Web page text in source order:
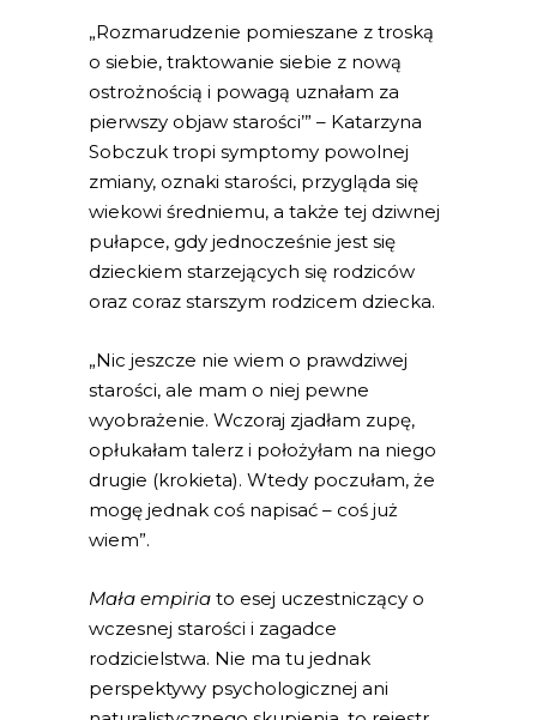
„Rozmarudzenie pomieszane z troską
o siebie, traktowanie siebie z nową
ostrożnością i powagą uznałam za
pierwszy objaw starości’” – Katarzyna
Sobczuk tropi symptomy powolnej
zmiany, oznaki starości, przygląda się
wiekowi średniemu, a także tej dziwnej
pułapce, gdy jednocześnie jest się
dzieckiem starzejących się rodziców
oraz coraz starszym rodzicem dziecka.
„Nic jeszcze nie wiem o prawdziwej
starości, ale mam o niej pewne
wyobrażenie. Wczoraj zjadłam zupę,
opłukałam talerz i położyłam na niego
drugie (krokieta). Wtedy poczułam, że
mogę jednak coś napisać – coś już
wiem”.
Mała empiria to esej uczestniczący o
wczesnej starości i zagadce
rodzicielstwa. Nie ma tu jednak
perspektywy psychologicznej ani